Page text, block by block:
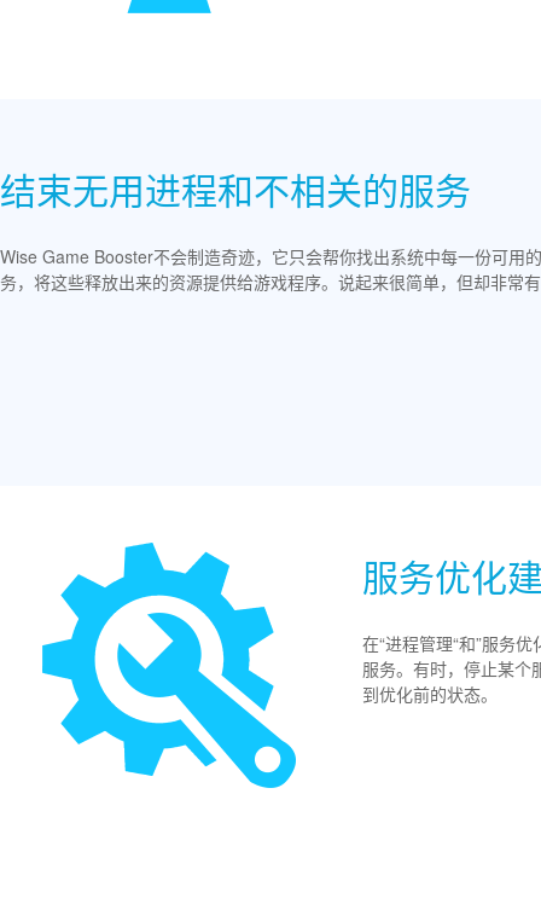
结束无用进程和不相关的服务
Wise Game Booster不会制造奇迹，它只会帮你找出系统中每一份可用
务，将这些释放出来的资源提供给游戏程序。说起来很简单，但却非常
服务优化
在“进程管理“和”服务
服务。有时，停止某个
到优化前的状态。